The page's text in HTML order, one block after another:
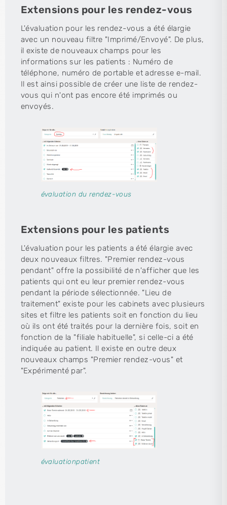
Extensions pour les rendez-vous
L'évaluation pour les rendez-vous a été élargie
avec un nouveau filtre "Imprimé/Envoyé". De plus,
il existe de nouveaux champs pour les
informations sur les patients : Numéro de
téléphone, numéro de portable et adresse e-mail.
Il est ainsi possible de créer une liste de rendez-
vous qui n'ont pas encore été imprimés ou
envoyés.
évaluation du rendez-vous
Extensions pour les patients
L'évaluation pour les patients a été élargie avec
deux nouveaux filtres. "Premier rendez-vous
pendant" offre la possibilité de n'afficher que les
patients qui ont eu leur premier rendez-vous
pendant la période sélectionnée. "Lieu de
traitement" existe pour les cabinets avec plusieurs
sites et filtre les patients soit en fonction du lieu
où ils ont été traités pour la dernière fois, soit en
fonction de la "filiale habituelle", si celle-ci a été
indiquée au patient. Il existe en outre deux
nouveaux champs "Premier rendez-vous" et
"Expérimenté par".
évaluationpatient